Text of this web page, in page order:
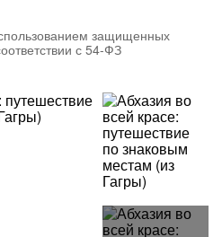
защищенных
с 54-ФЗ